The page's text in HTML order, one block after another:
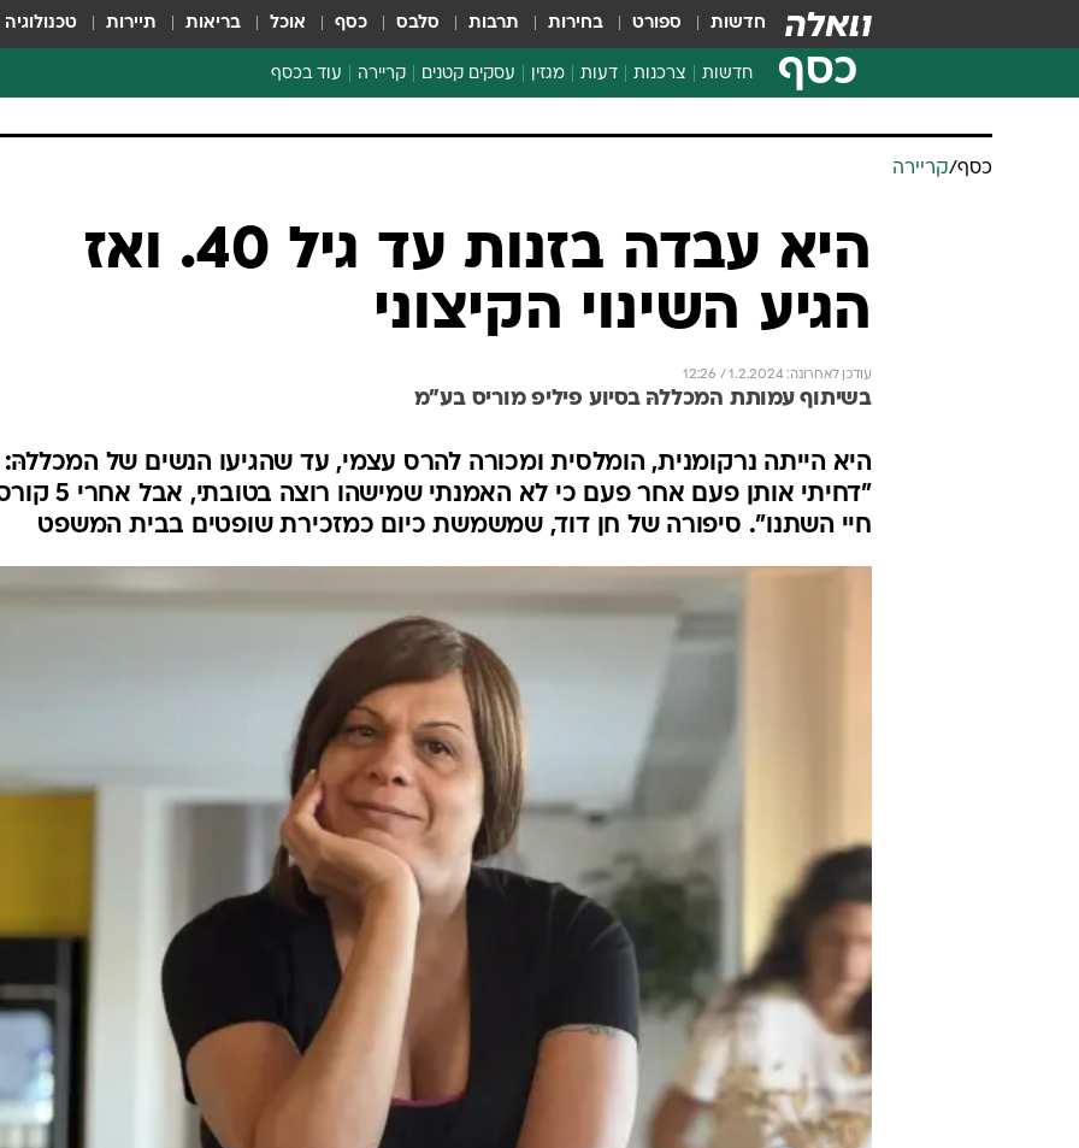
חדשות ספורט בחירות תרבות סלבס כסף אוכל בריאות תיירות טכנולוגיה
כסף חדשות צרכנות
צרכנות פיננסית
דעות מגזין עסקים קטנים קריירה עוד בכסף
קריפטו
הלאונג'
כסף/קריירה
היא עבדה בזנות עד גיל 40. ואז
הגיע השינוי הקיצוני
עודכן לאחרונה: 1.2.2024 / 12:26
בשיתוף עמותת המכללהּ בסיוע פיליפ מוריס בע"מ
היא הייתה נרקומנית, הומלסית ומכורה להרס עצמי, עד שהגיעו הנשים של המכללהּ:
"דחיתי אותן פעם אחר פעם כי לא האמנתי שמישהו
חיי השתנו". סיפורה של חן דוד, שמשמשת כיום כמזכירת שופטים בבית המשפט